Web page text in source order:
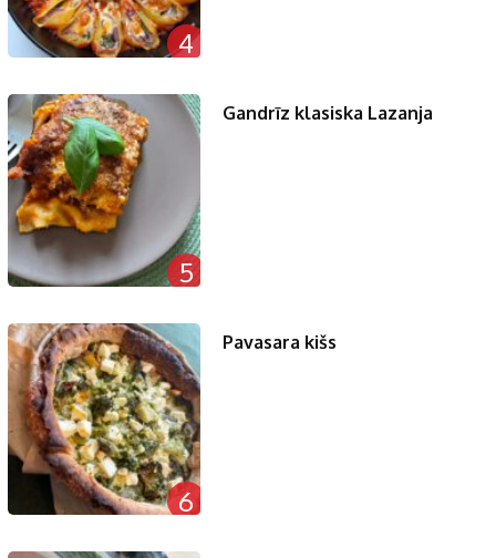
4
5
Gandrīz klasiska Lazanja
6
Pavasara kišs